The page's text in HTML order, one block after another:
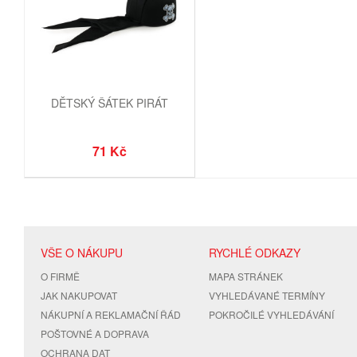
DĚTSKÝ ŠÁTEK PIRÁT
71 Kč
VŠE O NÁKUPU
O FIRMĚ
JAK NAKUPOVAT
NÁKUPNÍ A REKLAMAČNÍ ŘÁD
POŠTOVNÉ A DOPRAVA
OCHRANA DAT
RYCHLÉ ODKAZY
MAPA STRÁNEK
VYHLEDÁVANÉ TERMÍNY
POKROČILÉ VYHLEDÁVÁNÍ